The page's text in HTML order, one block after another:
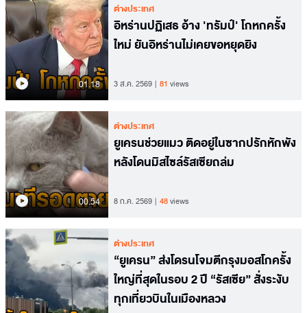
01.18
ต่างประเทศ
อิหร่านปฏิเสธ อ้าง 'ทรัมป์' โกหกครั้ง
ใหม่ ยันอิหร่านไม่เคยขอหยุดยิง
3 ส.ค. 2569 81 views
00.54
ต่างประเทศ
ยูเครนช่วยแมว ติดอยู่ในซากปรักหักพัง
หลังโดนมิสไซล์รัสเซียถล่ม
8 ก.ค. 2569 48views
ต่างประเทศ
“ยูเครน” ส่งโดรนโจมตีกรุงมอสโกครั้ง
ใหญ่ที่สุดในรอบ 2 ปี “รัสเซีย” สั่งระงับ
ทุกเที่ยวบินในเมืองหลวง